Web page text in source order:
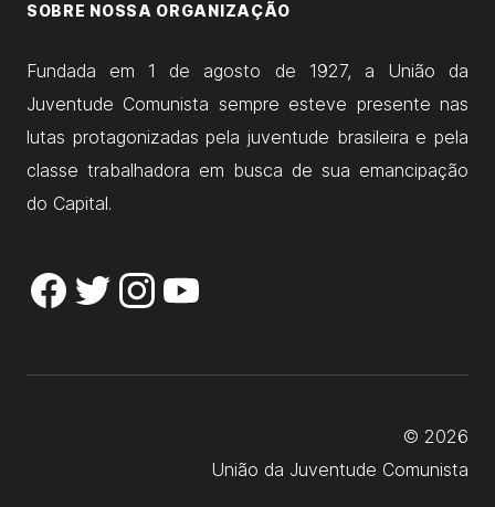
SOBRE NOSSA ORGANIZAÇÃO
Fundada em 1 de agosto de 1927, a União da
Juventude Comunista sempre esteve presente nas
lutas protagonizadas pela juventude brasileira e pela
classe trabalhadora em busca de sua emancipação
do Capital.
© 2026
União da Juventude Comunista